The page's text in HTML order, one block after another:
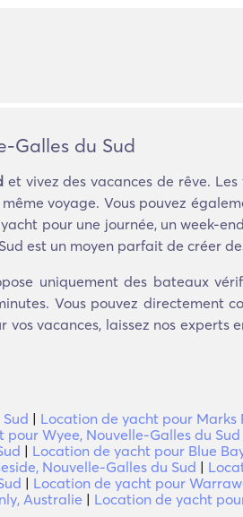
Galles du Sud
et vivez des vacances de rêve.
voyage. Vous pouvez
pour une journée, un week-
est un moyen parfait de créer
uniquement des bateaux
Vous pouvez directement
vacances, laissez nos experts
| Location de yacht pour Marks
pour Wyee, Nouvelle-Galles du Sud
| Location de yacht pour Blue
Nouvelle-Galles du Sud |
| Location de yacht pour
Australie | Location de yacht